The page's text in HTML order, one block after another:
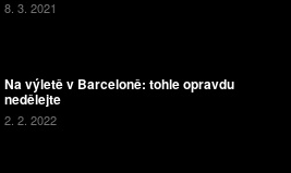
8. 3. 2021
Na výletě v Barceloně: tohle opravdu
nedělejte
2. 2. 2022